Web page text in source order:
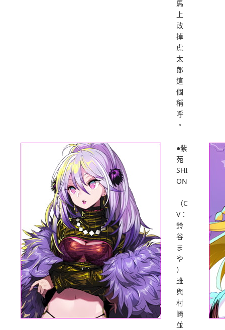
馬
上
改
掉
虎
太
郎
這
個
稱
呼
。
●紫
苑
SHI
ON
（C
V：
鈴
谷
ま
や
）
雖
與
村
崎
並